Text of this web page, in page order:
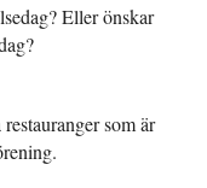
Eller önskar
som är